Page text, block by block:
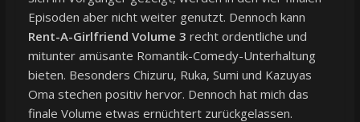
Episoden aber nicht weiter genutzt. Dennoch kann
Rent-A-Girlfriend Volume 3 recht ordentliche und
mitunter amüsante Romantik-Comedy-Unterhaltung
bieten. Besonders Chizuru, Ruka, Sumi und Kazuyas
Oma stechen positiv hervor. Dennoch hat mich das
finale Volume etwas ernüchtert zurückgelassen.